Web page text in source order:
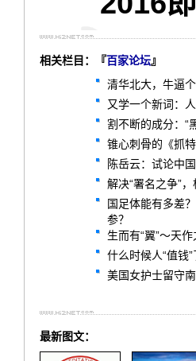
相关栏目：『百家论坛』
清华北大，牛逼
又学一个新词：
割不断的成分：“
锥心刺骨的《抓特
陈岳云：试论中
解决“署名之争”
国足体能有多差
参？
生而有“翼”～天
什么时候人“值钱
美国女护士留守
最新图文：